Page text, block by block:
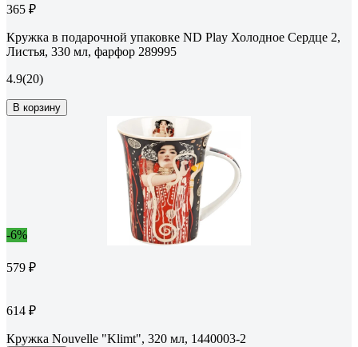
365 ₽
Кружка в подарочной упаковке ND Play Холодное Сердце 2,
Листья, 330 мл, фарфор 289995
4.9(20)
В корзину
-6%
579 ₽
614 ₽
Кружка Nouvelle "Klimt", 320 мл, 1440003-2